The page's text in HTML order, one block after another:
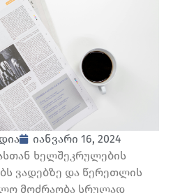
იანვარი 16, 2024
ხელშეკრულების
ვადებზე და წერეთლის
მოძრაობა სრულად